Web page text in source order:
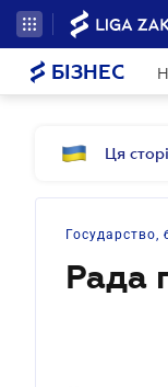
БІЗНЕС
Ця
Государство,
Рада